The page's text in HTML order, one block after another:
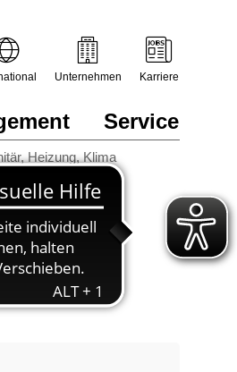
Heizung, Klima
Service
Unternehmen Karriere